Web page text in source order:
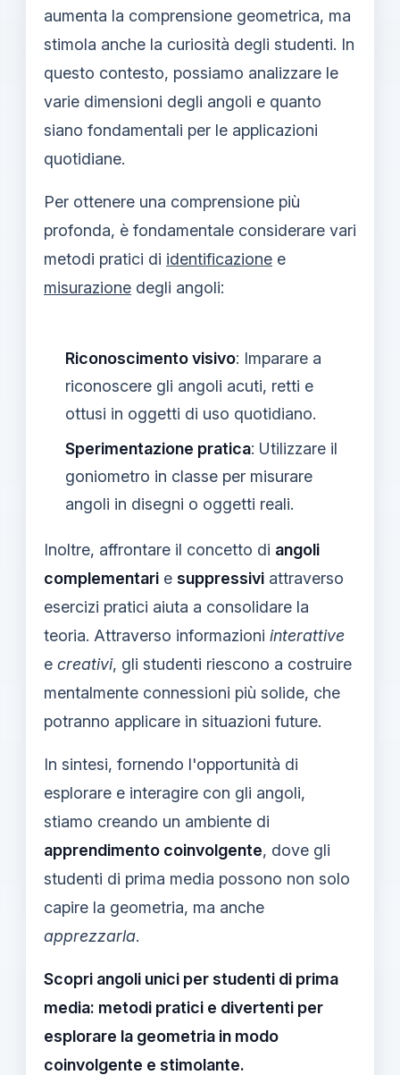
aumenta la comprensione geometrica, ma
stimola anche la curiosità degli studenti. In
questo contesto, possiamo analizzare le
varie dimensioni degli angoli e quanto
siano fondamentali per le applicazioni
quotidiane.
Per ottenere una comprensione più
profonda, è fondamentale considerare vari
metodi pratici di identificazione e
misurazione degli angoli:
Riconoscimento visivo: Imparare a
riconoscere gli angoli acuti, retti e
ottusi in oggetti di uso quotidiano.
Sperimentazione pratica: Utilizzare il
goniometro in classe per misurare
angoli in disegni o oggetti reali.
Inoltre, affrontare il concetto di angoli
complementari e suppressivi attraverso
esercizi pratici aiuta a consolidare la
teoria. Attraverso informazioni interattive
e creativi, gli studenti riescono a costruire
mentalmente connessioni più solide, che
potranno applicare in situazioni future.
In sintesi, fornendo l'opportunità di
esplorare e interagire con gli angoli,
stiamo creando un ambiente di
apprendimento coinvolgente, dove gli
studenti di prima media possono non solo
capire la geometria, ma anche
apprezzarla.
Scopri angoli unici per studenti di prima
media: metodi pratici e divertenti per
esplorare la geometria in modo
coinvolgente e stimolante.